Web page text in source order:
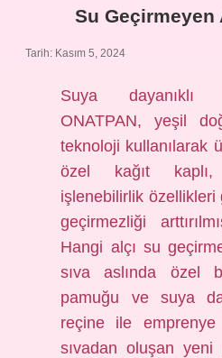
Su Geçirmeyen
Tarih: Kasım 5, 2024
Suya dayanıklı
ONATPAN, yeşil
teknoloji kullanılarak
özel kağıt
işlenebilirlik özellikleri
geçirmezliği
Hangi alçı su
sıva aslında özel
pamuğu ve suya
reçine ile
sıvadan oluşan yeni